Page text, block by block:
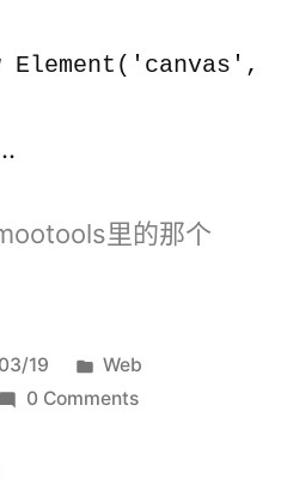
里的那个
19
发
布
Web
0 Comments